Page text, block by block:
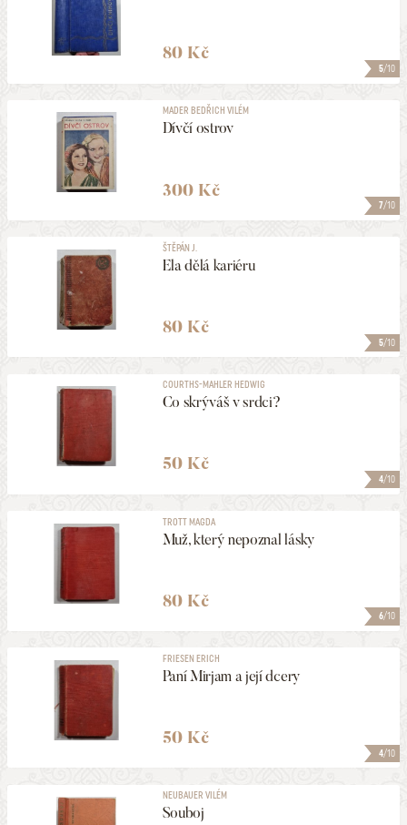
5/10
80 Kč
7/10
MADER BEDŘICH VILÉM
Dívčí ostrov
300 Kč
5/10
ŠTĚPÁN J.
Ela dělá kariéru
80 Kč
4/10
COURTHS-MAHLER HEDWIG
Co skrýváš v srdci?
50 Kč
6/10
TROTT MAGDA
Muž, který nepoznal lásky
80 Kč
4/10
FRIESEN ERICH
Paní Mirjam a její dcery
50 Kč
NEUBAUER VILÉM
Souboj